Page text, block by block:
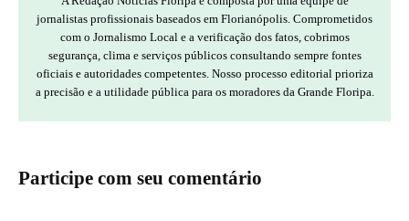
jornalistas profissionais baseados em Florianópolis. Comprometidos
com o Jornalismo Local e a verificação dos fatos, cobrimos
segurança, clima e serviços públicos consultando sempre fontes
oficiais e autoridades competentes. Nosso processo editorial prioriza
a precisão e a utilidade pública para os moradores da Grande Floripa.
Participe com seu comentário